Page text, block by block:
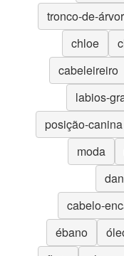
tronco-de-
chloe
cabeleireiro
labios-
posição-canina
moda
cabelo-
ébano